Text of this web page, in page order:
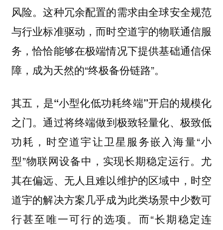
风险。这种冗余配置的需求由全球安全规范
与行业标准驱动，而时空道宇的物联通信服
务，恰恰能够在极端情况下提供基础通信保
障，成为天然的“终极备份链路”。
其五，是“小型化低功耗终端”开启的规模化
之门。通过将终端做到极致轻量化、极致低
功耗，时空道宇让卫星服务嵌入海量“小
型”物联网设备中，实现长期稳定运行。尤
其在偏远、无人且难以维护的区域中，时空
道宇的解决方案几乎成为此类场景中少数可
行甚至唯一可行的选项。而“长期稳定连